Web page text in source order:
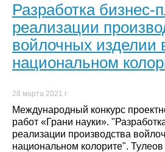
Разработка бизнес-
реализации
войлочных изделии
национальном
28 марта 2021 г.
Международный конкурс
работ «Грани науки».
реализации производства
национальном колорите".